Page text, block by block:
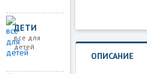
ДЕТИ
все для
детей
ОПИСАНИЕ